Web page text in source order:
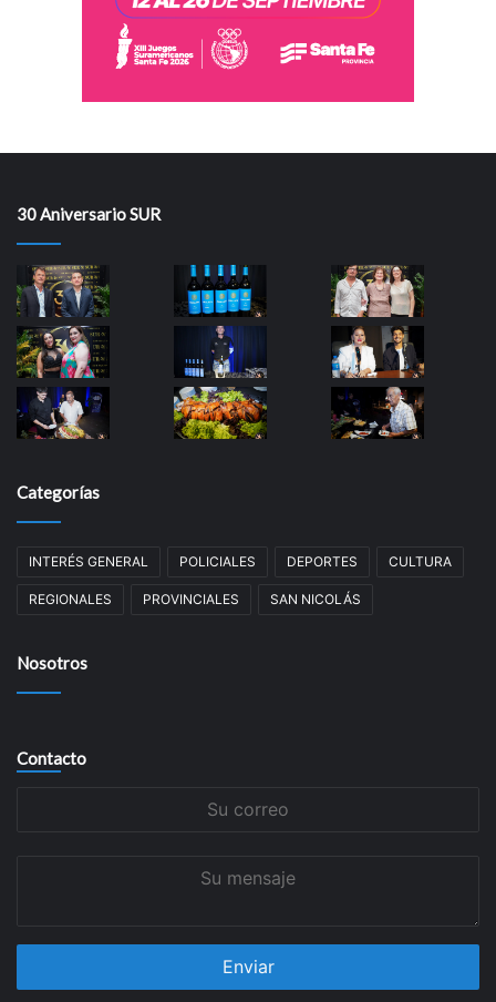
30 Aniversario SUR
Categorías
INTERÉS GENERAL POLICIALES DEPORTES CULTURA
REGIONALES PROVINCIALES SAN NICOLÁS
Nosotros
Contacto